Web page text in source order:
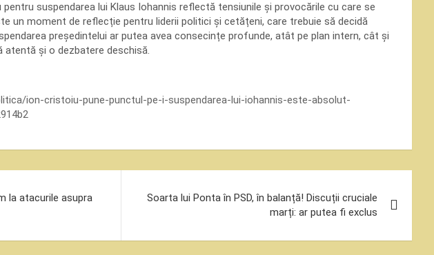
suspendarea lui Klaus Iohannis reflectă tensiunile și provocările cu care se
un moment de reflecție pentru liderii politici și cetățeni, care trebuie să decidă
președintelui ar putea avea consecințe profunde, atât pe plan intern, cât și
atentă și o dezbatere deschisă.
ion-cristoiu-pune-punctul-pe-i-suspendarea-lui-iohannis-este-absolut-
la atacurile asupra
Soarta lui Ponta în PSD, în balanță! Discuții cruciale
marți: ar putea fi exclus